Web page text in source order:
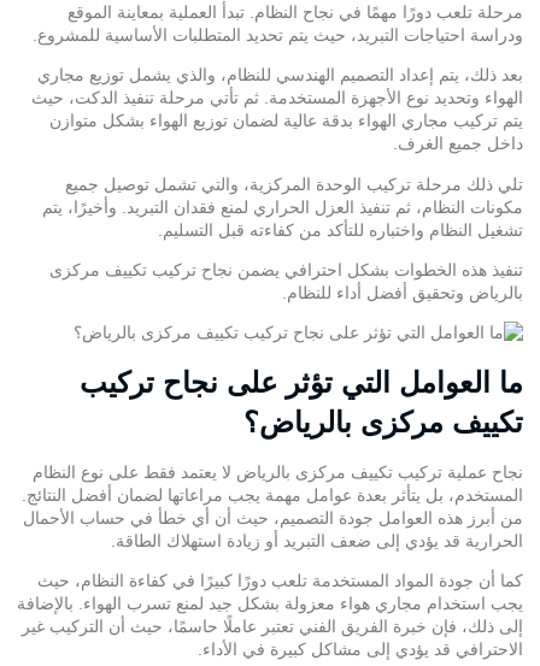
مرحلة تلعب دورًا مهمًا في نجاح النظام. تبدأ العملية بمعاينة الموقع
ودراسة احتياجات التبريد، حيث يتم تحديد المتطلبات الأساسية للمشروع.
بعد ذلك، يتم إعداد التصميم الهندسي للنظام، والذي يشمل توزيع مجاري
الهواء وتحديد نوع الأجهزة المستخدمة. ثم تأتي مرحلة تنفيذ الدكت، حيث
يتم تركيب مجاري الهواء بدقة عالية لضمان توزيع الهواء بشكل متوازن
داخل جميع الغرف.
تلي ذلك مرحلة تركيب الوحدة المركزية، والتي تشمل توصيل جميع
مكونات النظام، ثم تنفيذ العزل الحراري لمنع فقدان التبريد. وأخيرًا، يتم
تشغيل النظام واختباره للتأكد من كفاءته قبل التسليم.
تنفيذ هذه الخطوات بشكل احترافي يضمن نجاح تركيب تكييف مركزى
بالرياض وتحقيق أفضل أداء للنظام.
ما العوامل التي تؤثر على نجاح تركيب
تكييف مركزى بالرياض؟
نجاح عملية تركيب تكييف مركزى بالرياض لا يعتمد فقط على نوع النظام
المستخدم، بل يتأثر بعدة عوامل مهمة يجب مراعاتها لضمان أفضل النتائج.
من أبرز هذه العوامل جودة التصميم، حيث أن أي خطأ في حساب الأحمال
الحرارية قد يؤدي إلى ضعف التبريد أو زيادة استهلاك الطاقة.
كما أن جودة المواد المستخدمة تلعب دورًا كبيرًا في كفاءة النظام، حيث
يجب استخدام مجاري هواء معزولة بشكل جيد لمنع تسرب الهواء. بالإضافة
إلى ذلك، فإن خبرة الفريق الفني تعتبر عاملًا حاسمًا، حيث أن التركيب غير
الاحترافي قد يؤدي إلى مشاكل كبيرة في الأداء.